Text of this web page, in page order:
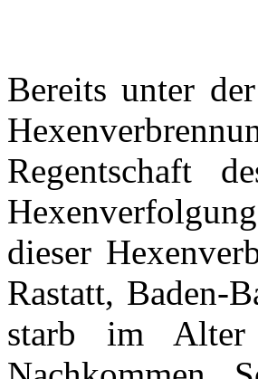
Bereits unter der
Regentschaft
Hexenverfolgung
dieser
Rastatt, Baden-
starb
im